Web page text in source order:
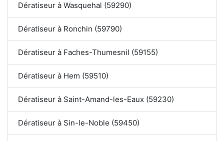
Dératiseur à Wasquehal (59290)
Dératiseur à Ronchin (59790)
Dératiseur à Faches-Thumesnil (59155)
Dératiseur à Hem (59510)
Dératiseur à Saint-Amand-les-Eaux (59230)
Dératiseur à Sin-le-Noble (59450)